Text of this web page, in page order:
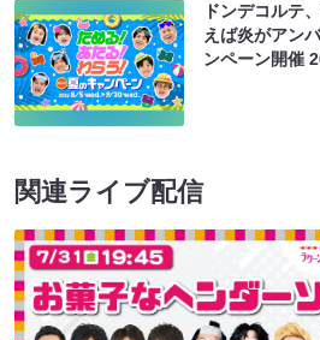
ドンデコルテ
えば炎がアン
ンペーン開催
関連ライブ配信